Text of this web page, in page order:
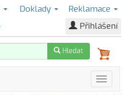
Doklady
Reklamace
Přihlášení
Hledat